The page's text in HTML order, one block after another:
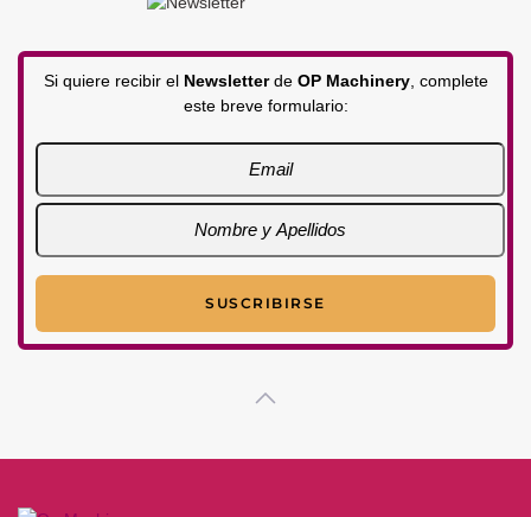
Si quiere recibir el Newsletterde OP Machinery, complete
este breve formulario: